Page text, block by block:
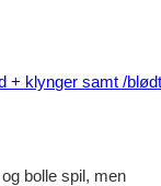
bolle spil, men